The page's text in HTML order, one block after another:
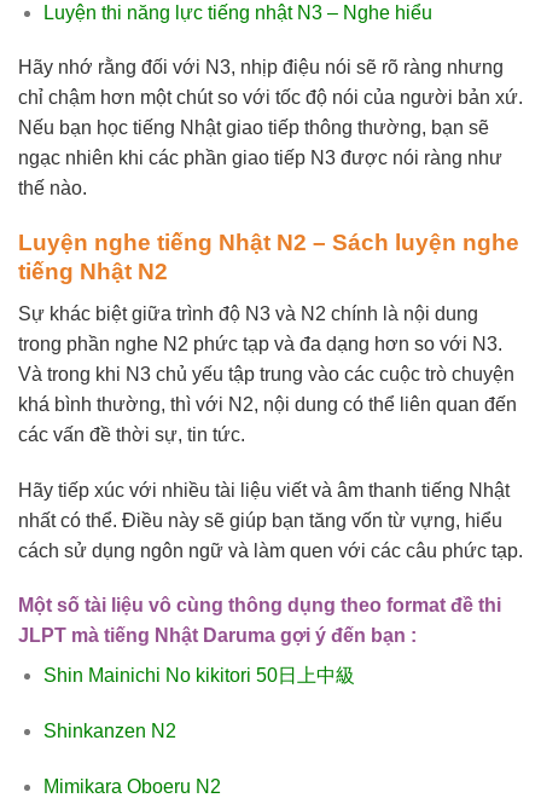
Luyện thi năng lực tiếng nhật N3 – Nghe hiểu
Hãy nhớ rằng đối với N3, nhịp điệu nói sẽ rõ ràng nhưng
chỉ chậm hơn một chút so với tốc độ nói của người bản xứ.
Nếu bạn học tiếng Nhật giao tiếp thông thường, bạn sẽ
ngạc nhiên khi các phần giao tiếp N3 được nói ràng như
thế nào.
Luyện nghe tiếng Nhật N2 – Sách luyện nghe
tiếng Nhật N2
Sự khác biệt giữa trình độ N3 và N2 chính là nội dung
trong phần nghe N2 phức tạp và đa dạng hơn so với N3.
Và trong khi N3 chủ yếu tập trung vào các cuộc trò chuyện
khá bình thường, thì với N2, nội dung có thể liên quan đến
các vấn đề thời sự, tin tức.
Hãy tiếp xúc với nhiều tài liệu viết và âm thanh tiếng Nhật
nhất có thể. Điều này sẽ giúp bạn tăng vốn từ vựng, hiểu
cách sử dụng ngôn ngữ và làm quen với các câu phức tạp.
Một số tài liệu vô cùng thông dụng theo format đề thi
JLPT mà tiếng Nhật Daruma gợi ý đến bạn :
Shin Mainichi No kikitori 50日上中級
Shinkanzen N2
Mimikara Oboeru N2